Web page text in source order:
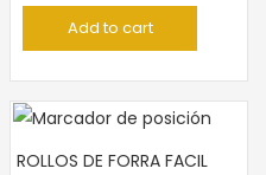
Add to cart
ROLLOS DE FORRA FACIL